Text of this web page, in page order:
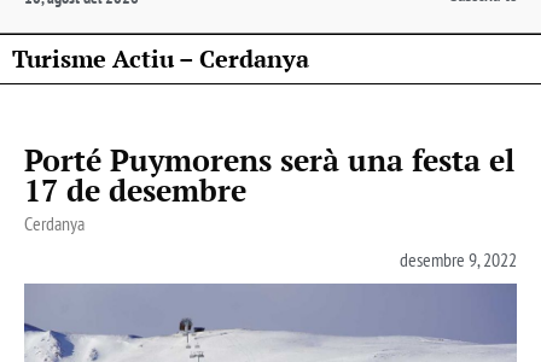
Turisme Actiu – Cerdanya
Porté Puymorens serà una festa el
17 de desembre
Cerdanya
desembre 9, 2022